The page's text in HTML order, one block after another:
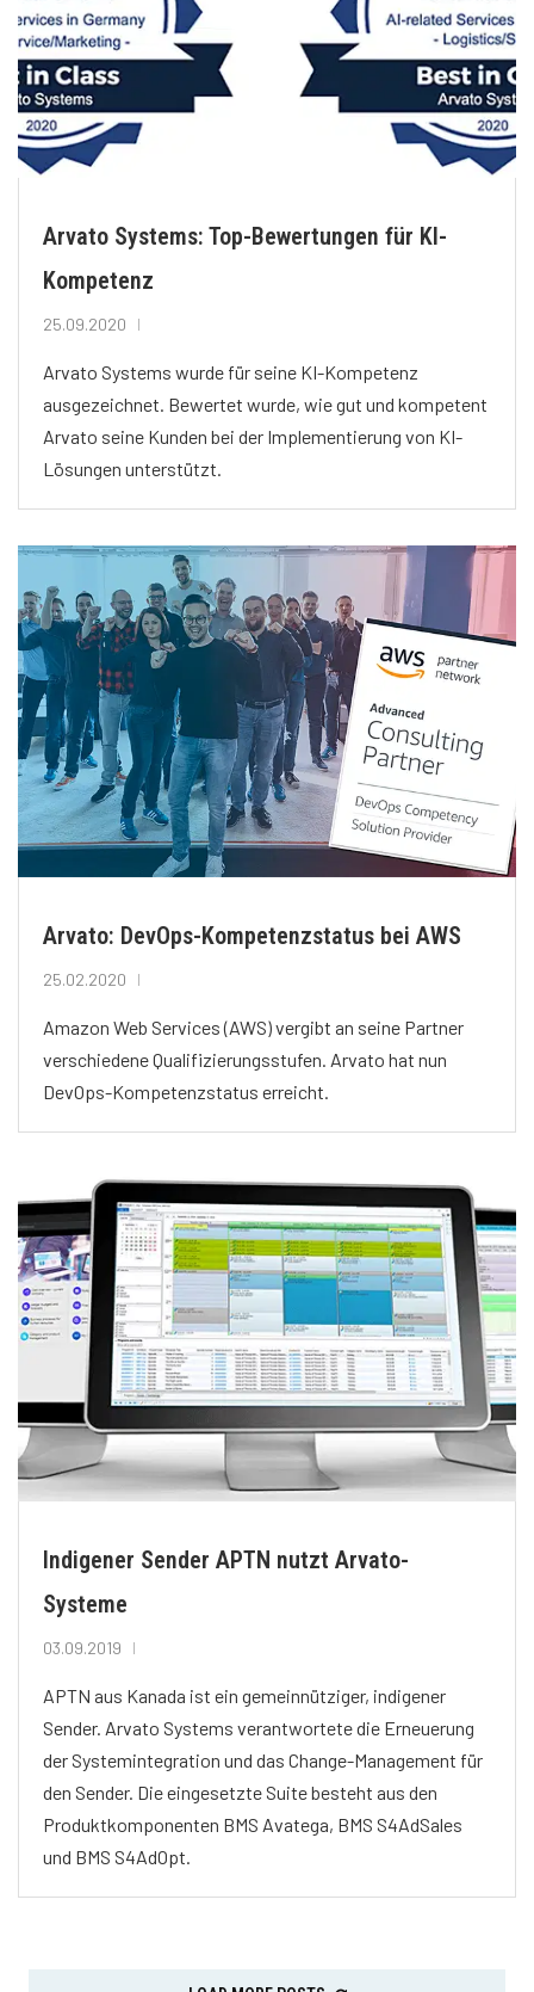
Arvato Systems: Top-Bewertungen für KI-
Kompetenz
25.09.2020
Arvato Systems wurde für seine KI-Kompetenz
ausgezeichnet. Bewertet wurde, wie gut und kompetent
Arvato seine Kunden bei der Implementierung von KI-
Lösungen unterstützt.
Arvato: DevOps-Kompetenzstatus bei AWS
25.02.2020
Amazon Web Services (AWS) vergibt an seine Partner
verschiedene Qualifizierungsstufen. Arvato hat nun
DevOps-Kompetenzstatus erreicht.
Indigener Sender APTN nutzt Arvato-
Systeme
03.09.2019
APTN aus Kanada ist ein gemeinnütziger, indigener
Sender. Arvato Systems verantwortete die Erneuerung
der Systemintegration und das Change-Management für
den Sender. Die eingesetzte Suite besteht aus den
Produktkomponenten BMS Avatega, BMS S4AdSales
und BMS S4AdOpt.